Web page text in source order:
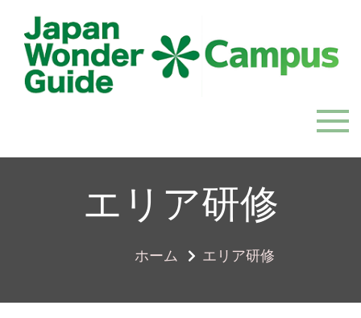
JapanWonderGuide Campus
「日本のガイドの質を世界一に」を目指すガイドコミ
エリア研修
ホーム エリア研修